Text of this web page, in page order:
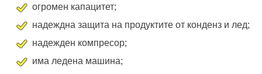
огромен капацитет;
надеждна защита на продуктите от конденз и лед;
надежден компресор;
има ледена машина;